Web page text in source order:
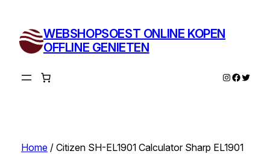
inhoud
WEBSHOPSOEST ONLINE KOPEN
OFFLINE GENIETEN
Instagram
Twitter
Home/ Citizen SH-EL1901 Calculator Sharp EL1901